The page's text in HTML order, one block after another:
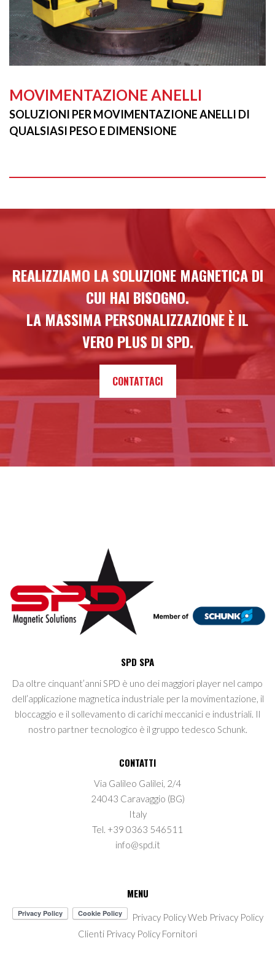
MOVIMENTAZIONE ANELLI
SOLUZIONI PER MOVIMENTAZIONE ANELLI DI
QUALSIASI PESO E DIMENSIONE
REALIZZIAMO LA SOLUZIONE MAGNETICA DI
CUI HAI BISOGNO.
LA MASSIMA PERSONALIZZAZIONE È IL
VERO PLUS DI SPD.
CONTATTACI
SPD SPA
Da oltre cinquant’anni SPD è uno dei maggiori player nel campo
dell’applicazione magnetica industriale per la movimentazione, il
bloccaggio e il sollevamento di carichi meccanici e industriali. Il
nostro partner tecnologico è il gruppo tedesco Schunk.
CONTATTI
Via Galileo Galilei, 2/4
24043 Caravaggio (BG)
Italy
Tel. +39 0363 546511
info@spd.it
MENU
Privacy Policy Web Privacy Policy
Clienti Privacy Policy Fornitori